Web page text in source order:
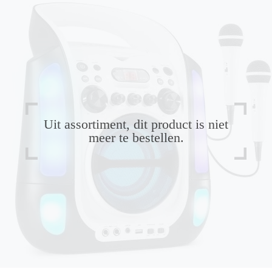
Uit assortiment, dit product is niet
meer te bestellen.